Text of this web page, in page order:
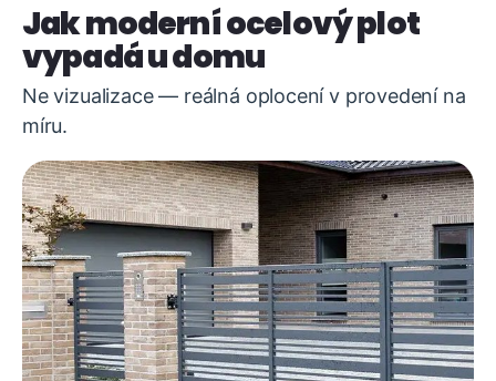
Jak moderní ocelový plot
vypadá u domu
Ne vizualizace — reálná oplocení v provedení na
míru.